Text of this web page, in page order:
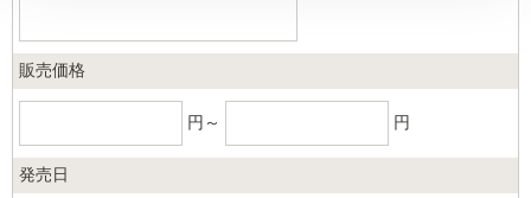
販売価格
円～ 円
発売日